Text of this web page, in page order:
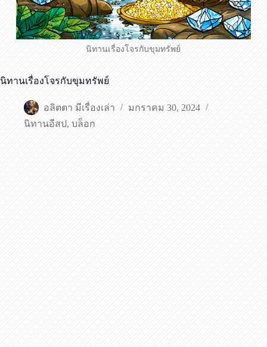
นิทานเรื่องโจรกับขุมทรัพย์
นิทานเรื่องโจรกับขุมทรัพย์
อลิตตา มีเรื่องเล่า
มกราคม 30, 2024
นิทานอีสป , บล็อก